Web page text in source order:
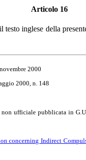
Articolo 16
testo inglese della
2000
2000, n. 148
ufficiale pubblicata in
concerning Indirect